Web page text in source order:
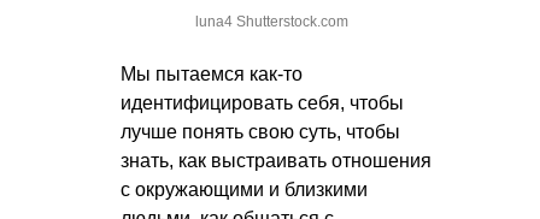
luna4 Shutterstock.com
Мы пытаемся как-то
идентифицировать себя, чтобы
лучше понять свою суть, чтобы
знать, как выстраивать отношения
с окружающими и близкими